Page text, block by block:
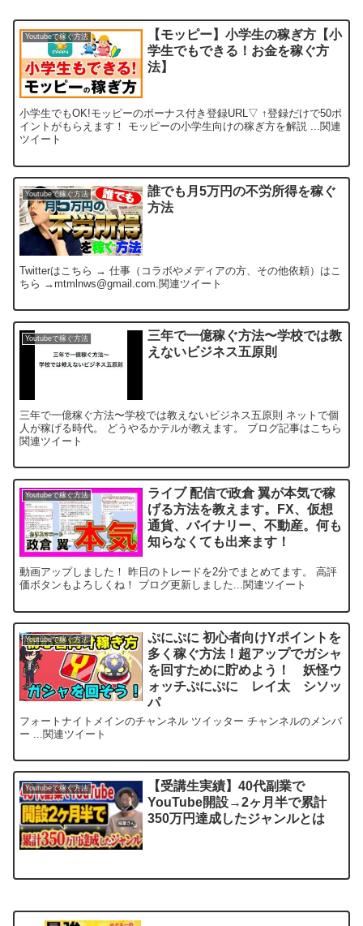
Youtubeで稼ぐ方法
【モッピー】小学生の稼ぎ方【小
学生でもできる！お金を稼ぐ方
法】
小学生でもOK!モッピーのボーナス付き登録URL▽ ↑登録だけで50ポ
イントがもらえます！ モッピーの小学生向けの稼ぎ方を解説 ...関連
ツイート
Youtubeで稼ぐ方法
誰でも月5万円の不労所得を稼ぐ
方法
Twitterはこちら → 仕事（コラボやメディアの方、その他依頼）はこ
ちら →mtmlnws@gmail.com.関連ツイート
Youtubeで稼ぐ方法
三年で一億稼ぐ方法〜学校では教
えないビジネス五原則
三年で一億稼ぐ方法〜学校では教えないビジネス五原則 ネットで個
人が稼げる時代。 どうやるかテルが教えます。 ブログ記事はこちら
関連ツイート
Youtubeで稼ぐ方法
ライブ 配信で政倉 翼が本気で稼
げる方法を教えます。FX、仮想
通貨、バイナリー、不動産。何も
知らなくても出来ます！
動画アップしました！ 昨日のトレードを2分でまとめてます。 高評
価ボタンもよろしくね！ ブログ更新しました...関連ツイート
Youtubeで稼ぐ方法
ぷにぷに 初心者向けYポイントを
多く稼ぐ方法！超アップでガシャ
を回すために貯めよう！ 妖怪ウ
ォッチぷにぷに レイ太 シソッ
パ
フォートナイトメインのチャンネル ツイッター チャンネルのメンバ
ー ...関連ツイート
Youtubeで稼ぐ方法
【受講生実績】40代副業で
YouTube開設→2ヶ月半で累計
350万円達成したジャンルとは